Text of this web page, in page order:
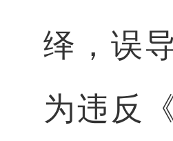
绎，误
为违反